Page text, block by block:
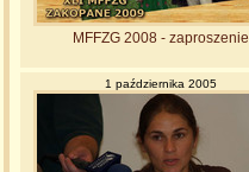
MFFZG 2008 - zaproszenie
1 października 2005